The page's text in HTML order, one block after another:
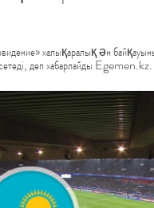
халықаралық ән
деп хабарлайды Egemen.kz.